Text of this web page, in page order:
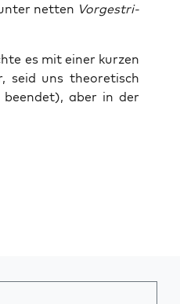
net­ten Vor­gest­ri­
es mit einer kur­zen
seid uns theo­re­tisch
aber in der